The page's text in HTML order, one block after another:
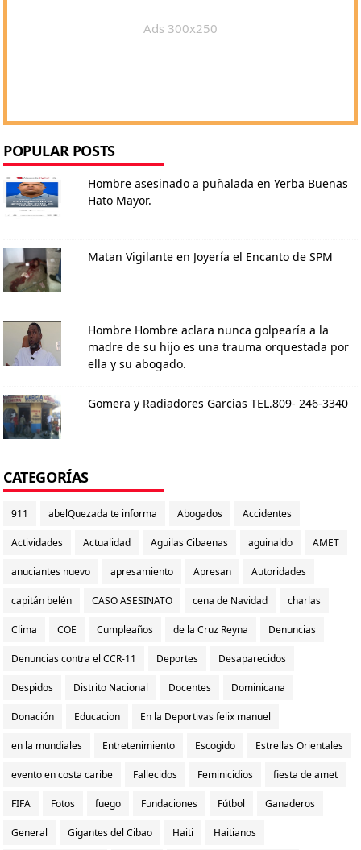
Ads 300x250
POPULAR POSTS
Hombre asesinado a puñalada en Yerba Buenas
Hato Mayor.
Matan Vigilante en Joyería el Encanto de SPM
Hombre Hombre aclara nunca golpearía a la
madre de su hijo es una trauma orquestada por
ella y su abogado.
Gomera y Radiadores Garcias TEL.809- 246-3340
CATEGORÍAS
911 abelQuezada te informa Abogados Accidentes
Actividades Actualidad Aguilas Cibaenas aguinaldo AMET
anuciantes nuevo apresamiento Apresan Autoridades
capitán belén CASO ASESINATO cena de Navidad charlas
Clima COE Cumpleaños de la Cruz Reyna Denuncias
Denuncias contra el CCR-11 Deportes Desaparecidos
Despidos Distrito Nacional Docentes Dominicana
Donación Educacion En la Deportivas felix manuel
en la mundiales Entretenimiento Escogido Estrellas Orientales
evento en costa caribe Fallecidos Feminicidios fiesta de amet
FIFA Fotos fuego Fundaciones Fútbol Ganaderos
General Gigantes del Cibao Haiti Haitianos